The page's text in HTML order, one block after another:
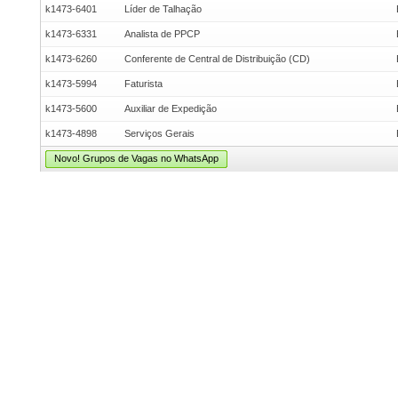
k1473-6401 Líder de Talhação
k1473-6331 Analista de PPCP
k1473-6260 Conferente de Central de Distribuição (CD)
k1473-5994 Faturista
k1473-5600 Auxiliar de Expedição
k1473-4898 Serviços Gerais
Novo! Grupos de Vagas no WhatsApp